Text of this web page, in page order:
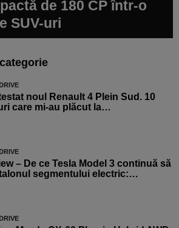
de 180 CP într-o
SUV-uri
noul Renault 4 Plein Sud. 10
care mi-au plăcut la…
– De ce Tesla Model 3 continuă să
segmentului electric:…